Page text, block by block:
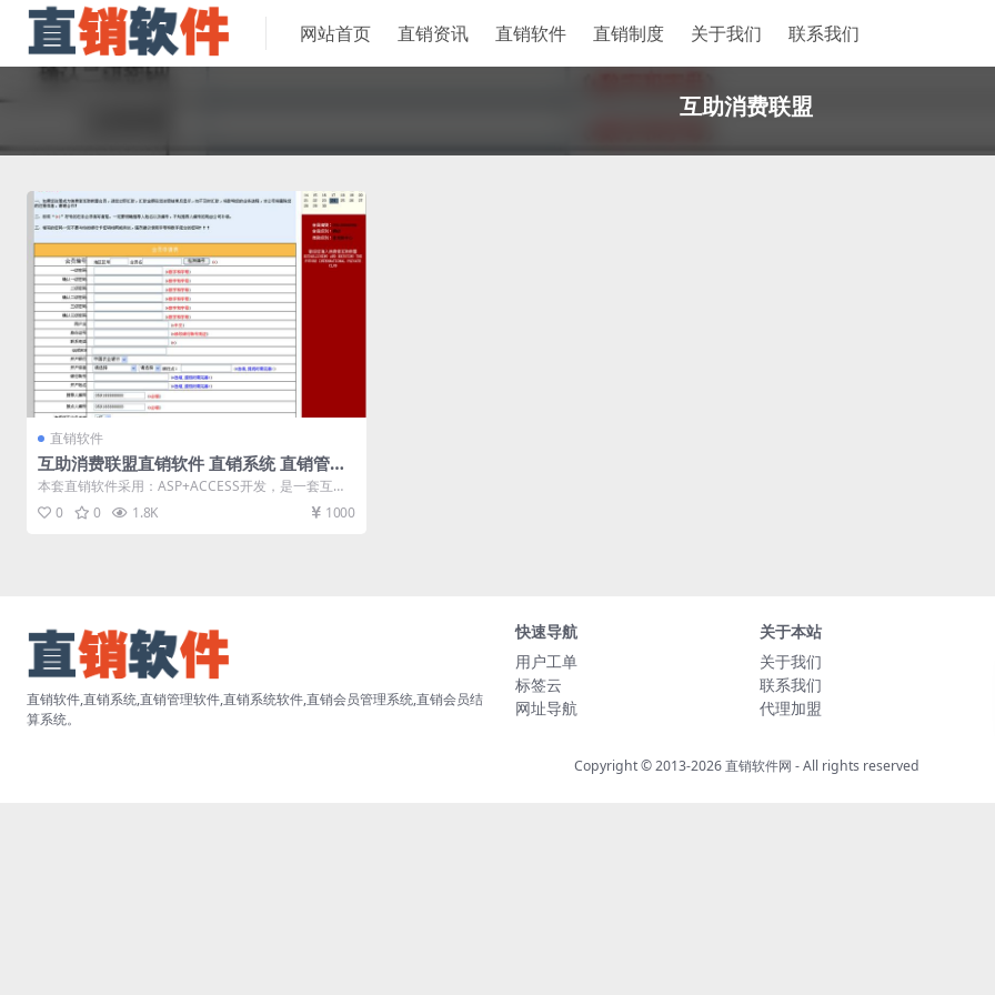
网站首页 直销资讯 直销软件 直销制度 关于我们 联系我们
互助消费联盟
直销软件
互助消费联盟直销软件 直销系统 直销管理
软件
本套直销软件采用：ASP+ACCESS开发，是一套互助
消费联盟直销软件，直销管理...
0 0 1.8K 1000
直销软件,直销系统,直销管理软件,直销系统软件,直销会员管理系统,直销会员结
算系统。
快速导航
用户工单
标签云
网址导航
关于本站
关于我们
联系我们
代理加盟
Copyright © 2013-2026直销软件网 - All rights reserved